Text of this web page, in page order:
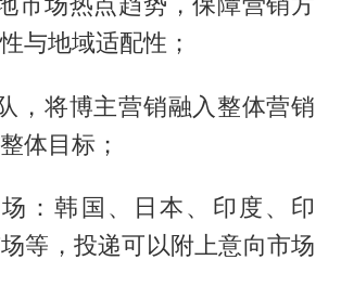
与地域适配性；
，将博主营销融入整体营销
体目标；
：韩国、日本、印度、印
等，投递可以附上意向市场